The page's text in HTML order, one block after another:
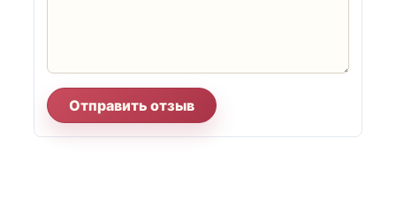
Отправить отзыв